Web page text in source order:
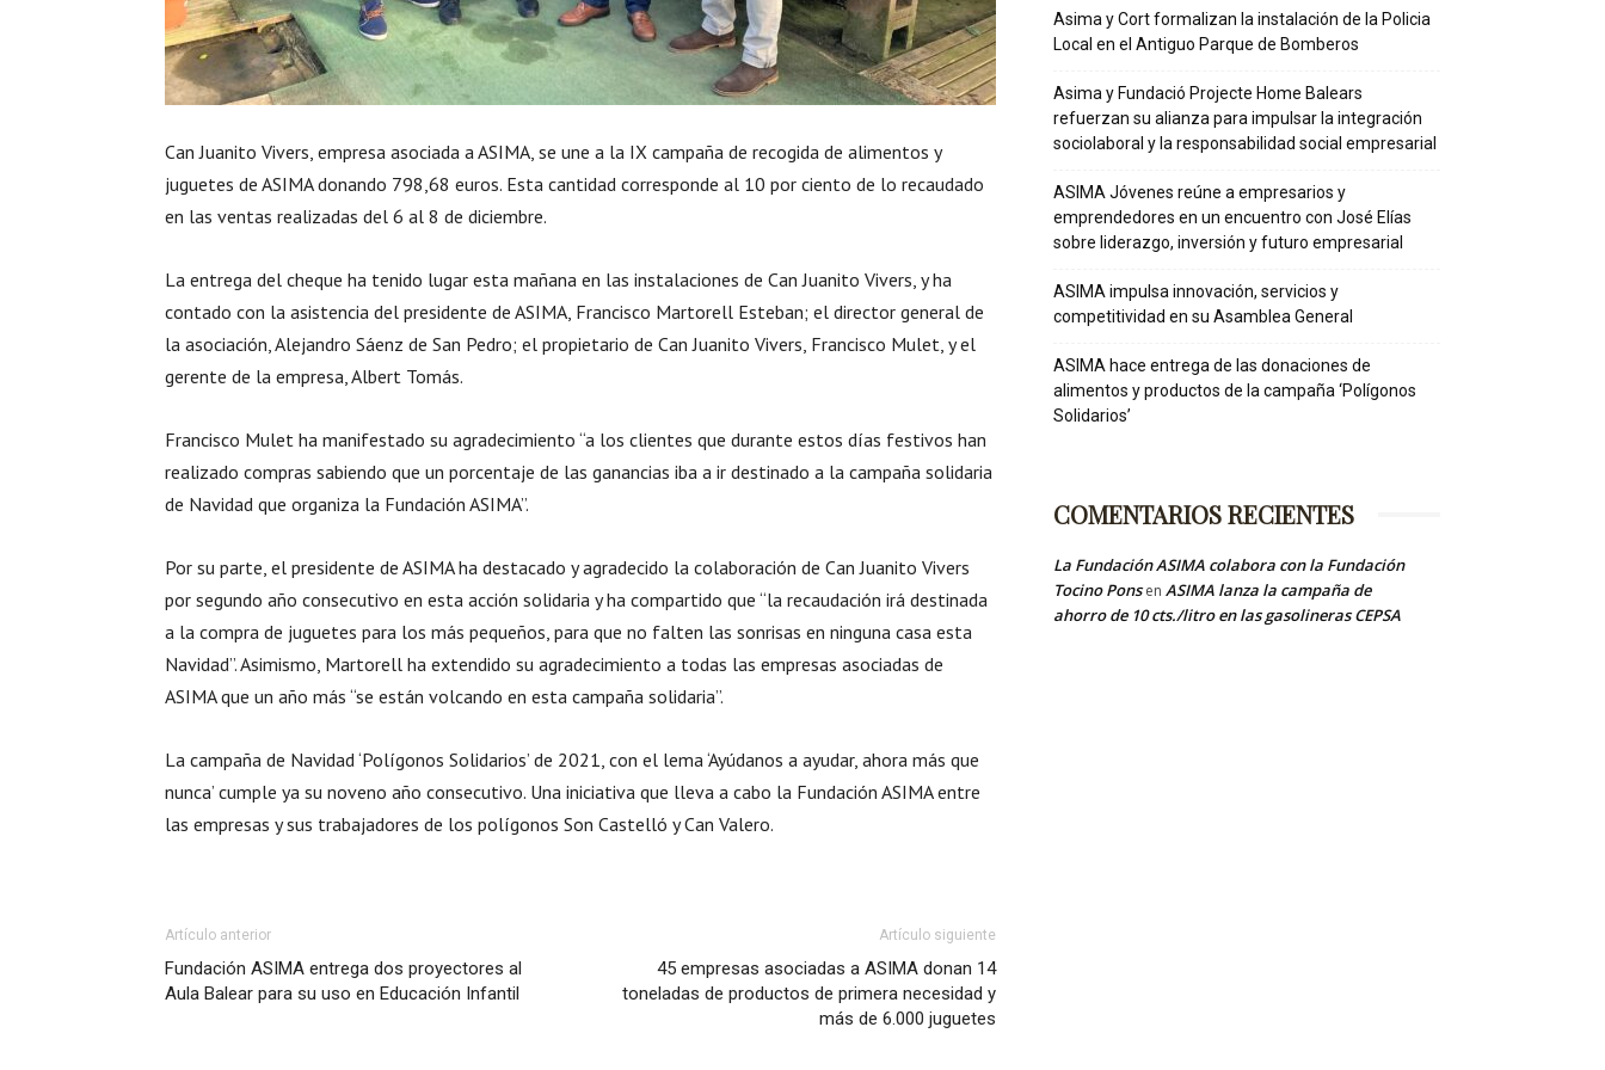
Can Juanito Vivers, empresa asociada a ASIMA, se une a la IX campaña de recogida de alimentos y
juguetes de ASIMA donando 798,68 euros. Esta cantidad corresponde al 10 por ciento de lo recaudado
en las ventas realizadas del 6 al 8 de diciembre.
La entrega del cheque ha tenido lugar esta mañana en las instalaciones de Can Juanito Vivers, y ha
contado con la asistencia del presidente de ASIMA, Francisco Martorell Esteban; el director general de
la asociación, Alejandro Sáenz de San Pedro; el propietario de Can Juanito Vivers, Francisco Mulet, y el
gerente de la empresa, Albert Tomás.
Francisco Mulet ha manifestado su agradecimiento “a los clientes que durante estos días festivos han
realizado compras sabiendo que un porcentaje de las ganancias iba a ir destinado a la campaña solidaria
de Navidad que organiza la Fundación ASIMA”.
Por su parte, el presidente de ASIMA ha destacado y agradecido la colaboración de Can Juanito Vivers
por segundo año consecutivo en esta acción solidaria y ha compartido que “la recaudación irá destinada
a la compra de juguetes para los más pequeños, para que no falten las sonrisas en ninguna casa esta
Navidad”. Asimismo, Martorell ha extendido su agradecimiento a todas las empresas asociadas de
ASIMA que un año más “se están volcando en esta campaña solidaria”.
La campaña de Navidad ‘Polígonos Solidarios’ de 2021, con el lema ‘Ayúdanos a ayudar, ahora más que
nunca’ cumple ya su noveno año consecutivo. Una iniciativa que lleva a cabo la Fundación ASIMA entre
las empresas y sus trabajadores de los polígonos Son Castelló y Can Valero.
Artículo anterior
Fundación ASIMA entrega dos proyectores al
Aula Balear para su uso en Educación Infantil
Artículo siguiente
45 empresas asociadas a ASIMA donan 14
toneladas de productos de primera necesidad y
más de 6.000 juguetes
Asima y Cort formalizan la instalación de la Policia
Local en el Antiguo Parque de Bomberos
Asima y Fundació Projecte Home Balears
refuerzan su alianza para impulsar la integración
sociolaboral y la responsabilidad social empresarial
ASIMA Jóvenes reúne a empresarios y
emprendedores en un encuentro con José Elías
sobre liderazgo, inversión y futuro empresarial
ASIMA impulsa innovación, servicios y
competitividad en su Asamblea General
ASIMA hace entrega de las donaciones de
alimentos y productos de la campaña ‘Polígonos
Solidarios’
COMENTARIOS RECIENTES
La Fundación ASIMA colabora con la Fundación
Tocino Ponsen ASIMA lanza la campaña de
ahorro de 10 cts./litro en las gasolineras CEPSA